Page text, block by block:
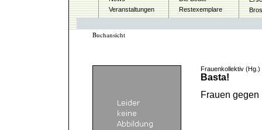
Veranstaltungen
Restexemplare
Buchansicht
Frauenkollektiv (Hg.)
Basta!
Frauen